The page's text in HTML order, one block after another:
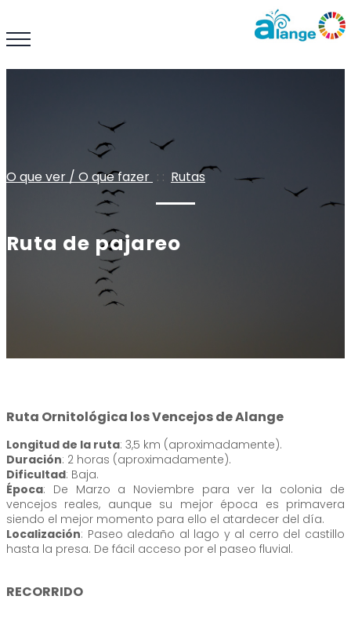
O que ver / O que fazer : : Rutas
Ruta de pajareo
Ruta Ornitológica los Vencejos de Alange
Longitud de la ruta: 3,5 km (aproximadamente).
Duración: 2 horas (aproximadamente).
Dificultad: Baja.
Época: De Marzo a Noviembre para ver la colonia de
vencejos reales, aunque su mejor época es primavera
siendo el mejor momento para ello el atardecer del día.
Localización: Paseo aledaño al lago y al cerro del castillo
hasta la presa. De fácil acceso por el paseo fluvial.
RECORRIDO